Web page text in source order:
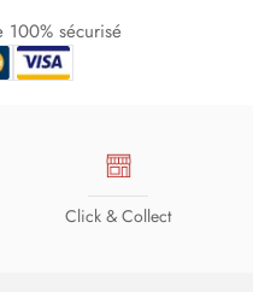
100% sécurisé
Click & Collect